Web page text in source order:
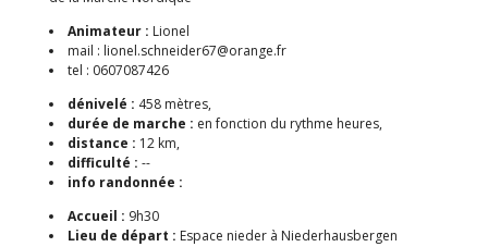
Animateur : Lionel
mail : lionel.schneider67@orange.fr
tel : 0607087426
dénivelé : 458 mètres,
durée de marche : en fonction du rythme heures,
distance : 12 km,
difficulté : --
info randonnée :
Accueil : 9h30
Lieu de départ : Espace nieder à Niederhausbergen